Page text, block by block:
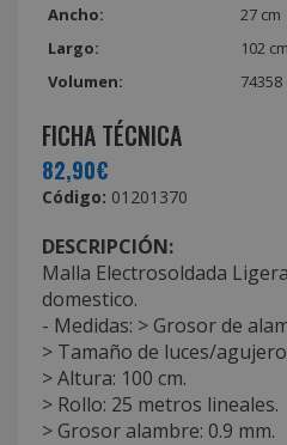
Ancho:
27 cm
Largo:
102 cm
Volumen:
74358
FICHA TÉCNICA
82,90€
Código: 01201370
DESCRIPCIÓN:
Malla Electrosoldada
domestico.
- Medidas: > Grosor de
> Tamaño de luces/
> Altura: 100 cm.
> Rollo: 25 metros lineales.
> Grosor alambre: 0.9 mm.